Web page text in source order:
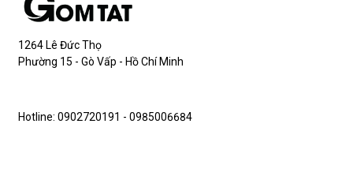
1264 Lê Đức Thọ
Phường 15 - Gò Vấp - Hồ Chí Minh
Hotline: 0902720191 - 0985006684